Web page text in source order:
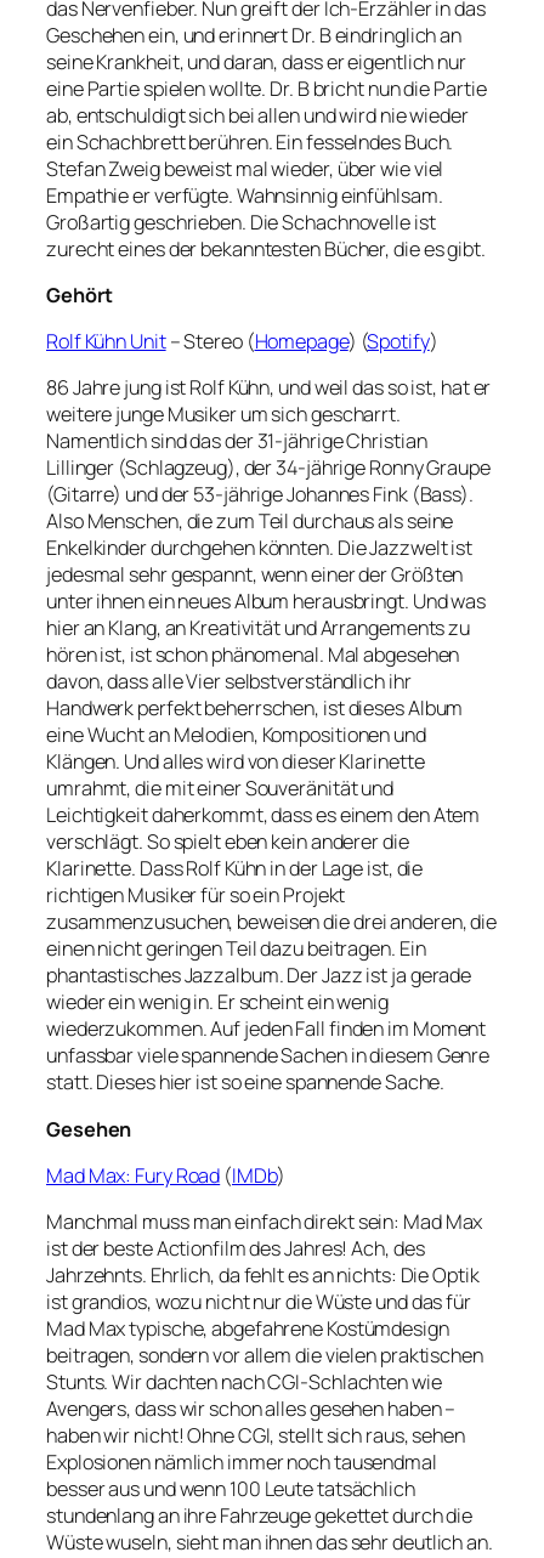
das Nervenfieber. Nun greift der Ich-Erzähler in das
Geschehen ein, und erinnert Dr. B eindringlich an
seine Krankheit, und daran, dass er eigentlich nur
eine Partie spielen wollte. Dr. B bricht nun die Partie
ab, entschuldigt sich bei allen und wird nie wieder
ein Schachbrett berühren. Ein fesselndes Buch.
Stefan Zweig beweist mal wieder, über wie viel
Empathie er verfügte. Wahnsinnig einfühlsam.
Großartig geschrieben. Die Schachnovelle ist
zurecht eines der bekanntesten Bücher, die es gibt.
Gehört
Rolf Kühn Unit– Stereo (Homepage) (Spotify)
86 Jahre jung ist Rolf Kühn, und weil das so ist, hat er
weitere junge Musiker um sich gescharrt.
Namentlich sind das der 31-jährige Christian
Lillinger (Schlagzeug), der 34-jährige Ronny Graupe
(Gitarre) und der 53-jährige Johannes Fink (Bass).
Also Menschen, die zum Teil durchaus als seine
Enkelkinder durchgehen könnten. Die Jazzwelt ist
jedesmal sehr gespannt, wenn einer der Größten
unter ihnen ein neues Album herausbringt. Und was
hier an Klang, an Kreativität und Arrangements zu
hören ist, ist schon phänomenal. Mal abgesehen
davon, dass alle Vier selbstverständlich ihr
Handwerk perfekt beherrschen, ist dieses Album
eine Wucht an Melodien, Kompositionen und
Klängen. Und alles wird von dieser Klarinette
umrahmt, die mit einer Souveränität und
Leichtigkeit daherkommt, dass es einem den Atem
verschlägt. So spielt eben kein anderer die
Klarinette. Dass Rolf Kühn in der Lage ist, die
richtigen Musiker für so ein Projekt
zusammenzusuchen, beweisen die drei anderen, die
einen nicht geringen Teil dazu beitragen. Ein
phantastisches Jazzalbum. Der Jazz ist ja gerade
wieder ein wenig in. Er scheint ein wenig
wiederzukommen. Auf jeden Fall finden im Moment
unfassbar viele spannende Sachen in diesem Genre
statt. Dieses hier ist so eine spannende Sache.
Gesehen
Mad Max: Fury Road (IMDb)
Manchmal muss man einfach direkt sein: Mad Max
ist der beste Actionfilm des Jahres! Ach, des
Jahrzehnts. Ehrlich, da fehlt es an nichts: Die Optik
ist grandios, wozu nicht nur die Wüste und das für
Mad Max typische, abgefahrene Kostümdesign
beitragen, sondern vor allem die vielen praktischen
Stunts. Wir dachten nach CGI-Schlachten wie
Avengers, dass wir schon alles gesehen haben –
haben wir nicht! Ohne CGI, stellt sich raus, sehen
Explosionen nämlich immer noch tausendmal
besser aus und wenn 100 Leute tatsächlich
stundenlang an ihre Fahrzeuge gekettet durch die
Wüste wuseln, sieht man ihnen das sehr deutlich an.